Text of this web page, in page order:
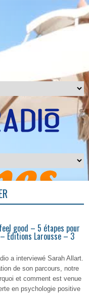
good – 5 étapes pour
Éditions Larousse – 3
a interviewé Sarah Allart.
de son parcours, notre
et comment est venue
en psychologie positive